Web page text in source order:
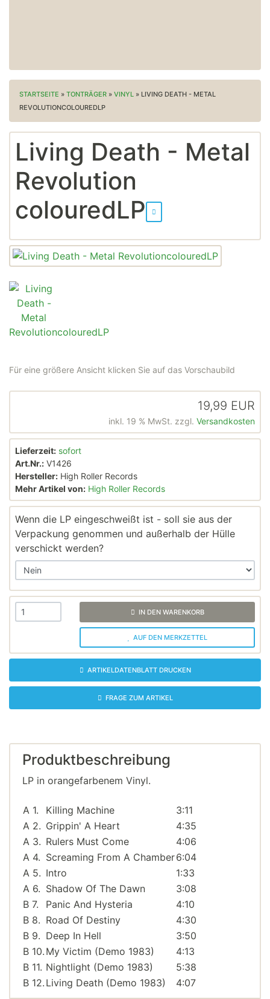
STARTSEITE » TONTRÄGER » VINYL » LIVING DEATH - METAL
REVOLUTIONCOLOUREDLP
Living Death - Metal
Revolution
colouredLP
Für eine größere Ansicht klicken Sie auf das Vorschaubild
19,99 EUR
inkl. 19 % MwSt. zzgl. Versandkosten
Lieferzeit: sofort
Art.Nr.: V1426
Hersteller: High Roller Records
Mehr Artikel von: High Roller Records
Wenn die LP eingeschweißt ist - soll sie aus der
Verpackung genommen und außerhalb der Hülle
verschickt werden?
IN DEN WARENKORB
AUF DEN MERKZETTEL
ARTIKELDATENBLATT DRUCKEN
FRAGE ZUM ARTIKEL
Produktbeschreibung
LP in orangefarbenem Vinyl.
A 1. Killing Machine
3:11
A 2. Grippin' A Heart
4:35
A 3. Rulers Must Come
4:06
A 4. Screaming From A Chamber6:04
A 5. Intro
1:33
A 6. Shadow Of The Dawn
3:08
B 7.
Panic And Hysteria
4:10
B 8. Road Of Destiny
4:30
B 9. Deep In Hell
3:50
B 10. My Victim (Demo 1983)
4:13
B 11. Nightlight (Demo 1983)
5:38
B 12. Living Death (Demo 1983) 4:07